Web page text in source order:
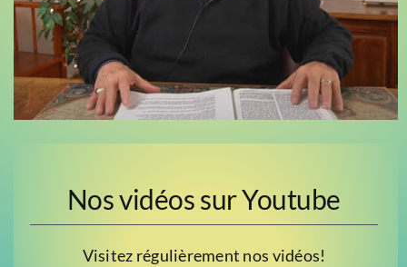
Nos vidéos sur Youtube
Visitez régulièrement nos vidéos!